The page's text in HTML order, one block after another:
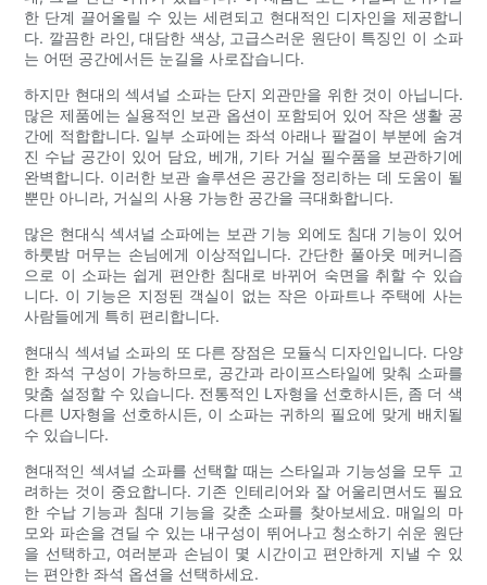
한 단계 끌어올릴 수 있는 세련되고 현대적인 디자인을 제공합니
다. 깔끔한 라인, 대담한 색상, 고급스러운 원단이 특징인 이 소파
는 어떤 공간에서든 눈길을 사로잡습니다.
하지만 현대의 섹셔널 소파는 단지 외관만을 위한 것이 아닙니다.
많은 제품에는 실용적인 보관 옵션이 포함되어 있어 작은 생활 공
간에 적합합니다. 일부 소파에는 좌석 아래나 팔걸이 부분에 숨겨
진 수납 공간이 있어 담요, 베개, 기타 거실 필수품을 보관하기에
완벽합니다. 이러한 보관 솔루션은 공간을 정리하는 데 도움이 될
뿐만 아니라, 거실의 사용 가능한 공간을 극대화합니다.
많은 현대식 섹셔널 소파에는 보관 기능 외에도 침대 기능이 있어
하룻밤 머무는 손님에게 이상적입니다. 간단한 풀아웃 메커니즘
으로 이 소파는 쉽게 편안한 침대로 바뀌어 숙면을 취할 수 있습
니다. 이 기능은 지정된 객실이 없는 작은 아파트나 주택에 사는
사람들에게 특히 편리합니다.
현대식 섹셔널 소파의 또 다른 장점은 모듈식 디자인입니다. 다양
한 좌석 구성이 가능하므로, 공간과 라이프스타일에 맞춰 소파를
맞춤 설정할 수 있습니다. 전통적인 L자형을 선호하시든, 좀 더 색
다른 U자형을 선호하시든, 이 소파는 귀하의 필요에 맞게 배치될
수 있습니다.
현대적인 섹셔널 소파를 선택할 때는 스타일과 기능성을 모두 고
려하는 것이 중요합니다. 기존 인테리어와 잘 어울리면서도 필요
한 수납 기능과 침대 기능을 갖춘 소파를 찾아보세요. 매일의 마
모와 파손을 견딜 수 있는 내구성이 뛰어나고 청소하기 쉬운 원단
을 선택하고, 여러분과 손님이 몇 시간이고 편안하게 지낼 수 있
는 편안한 좌석 옵션을 선택하세요.